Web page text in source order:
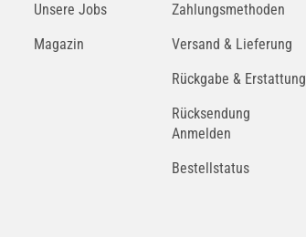
Unsere Jobs
Magazin
Zahlungsmethoden
Versand & Lieferung
Rückgabe & Erstattung
Rücksendung
Anmelden
Bestellstatus